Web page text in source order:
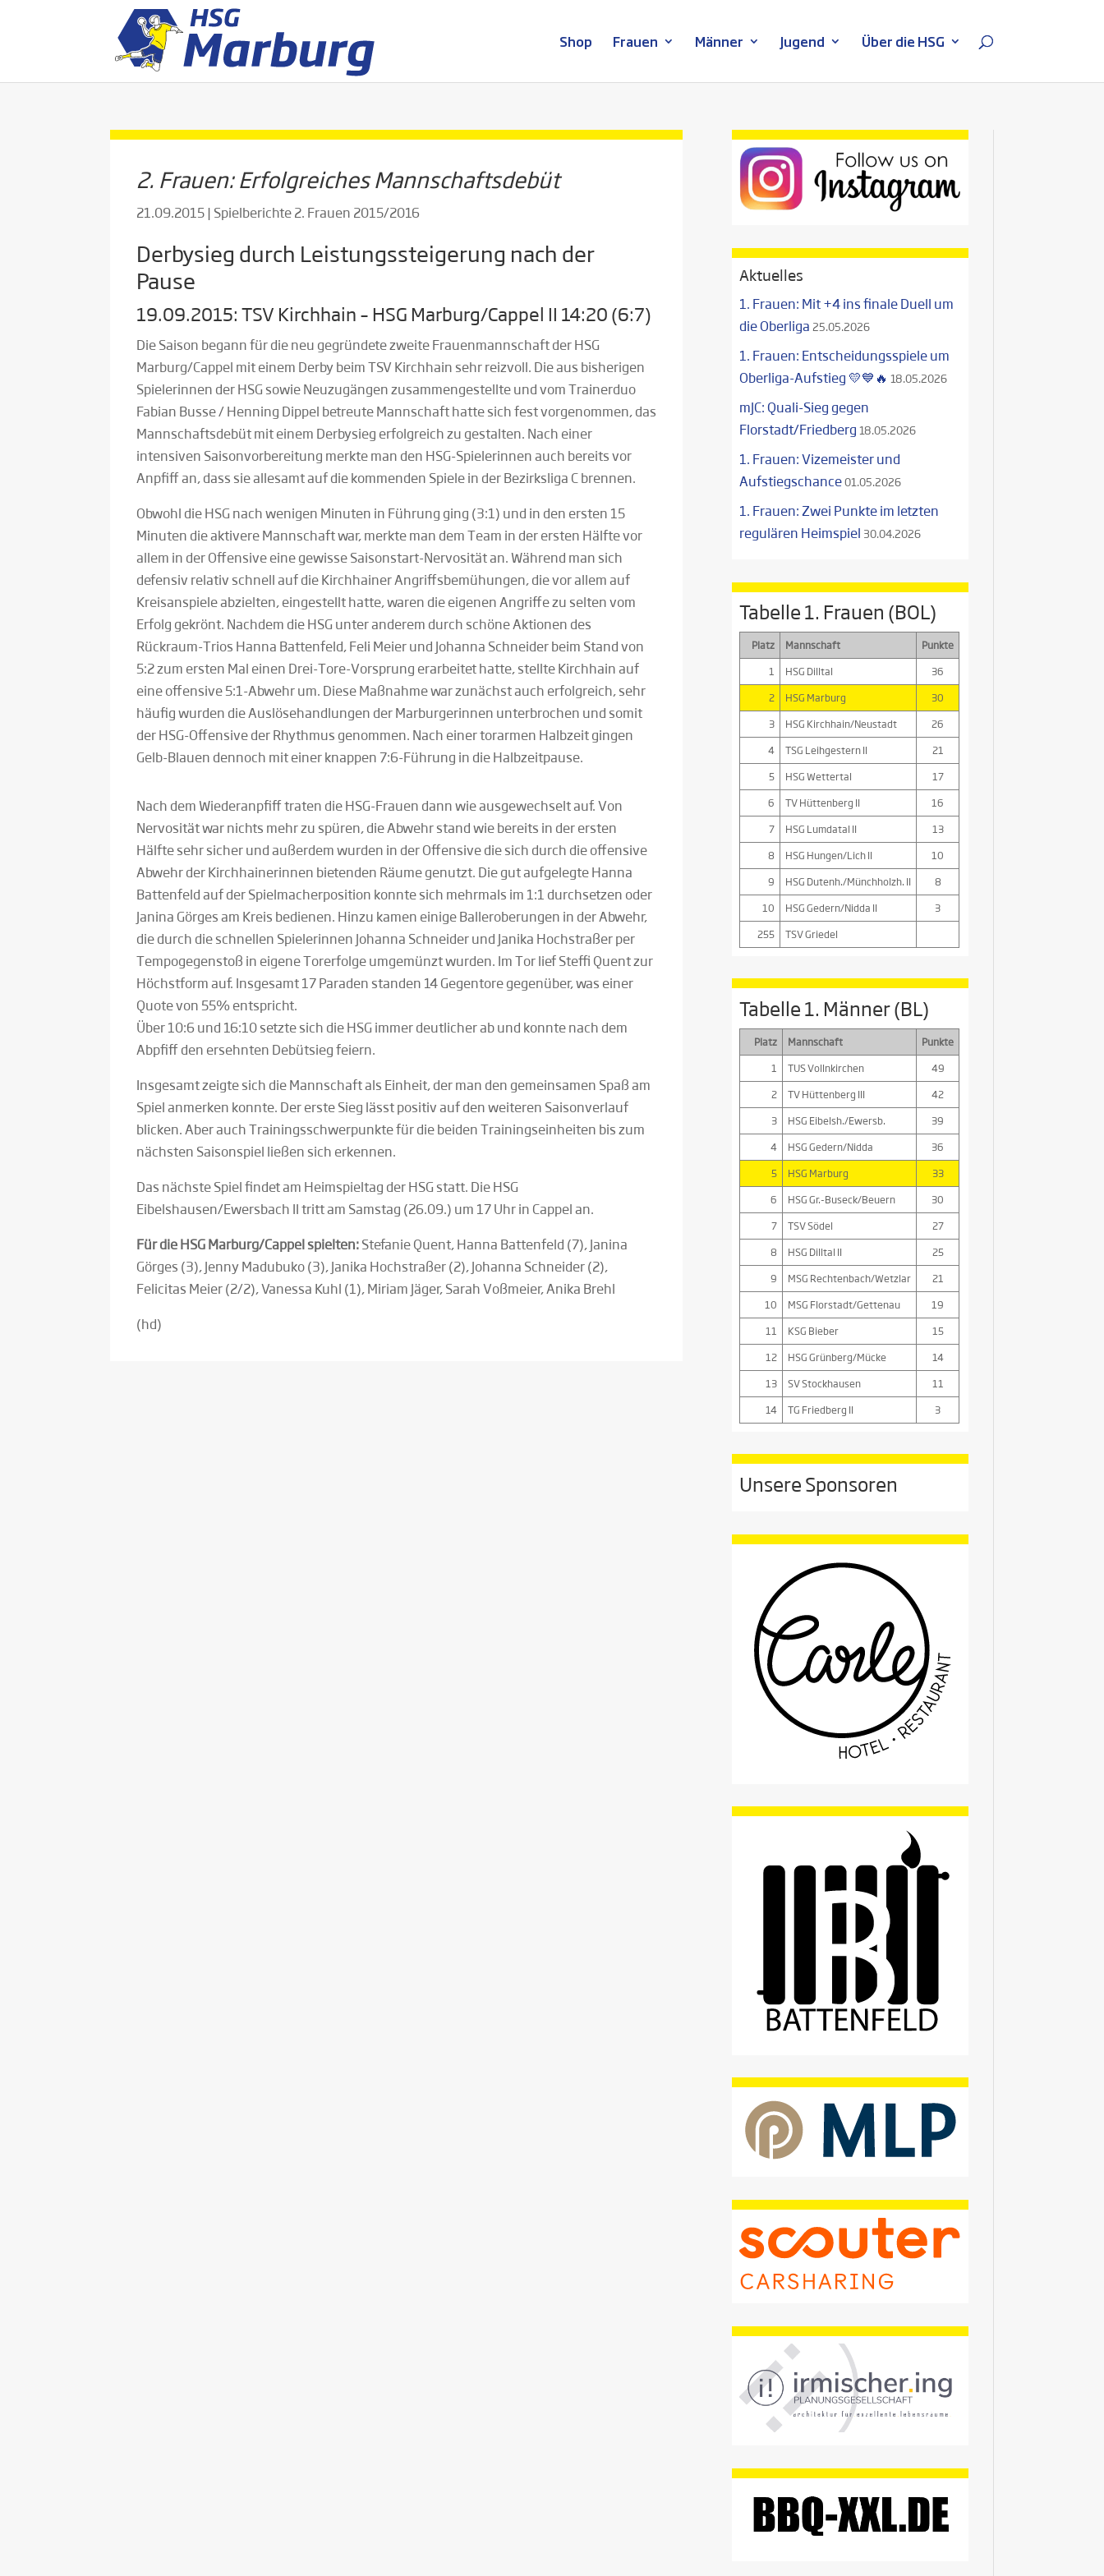
Shop Frauen Männer Jugend Über die HSG
2. Frauen: Erfolgreiches Mannschaftsdebüt
21.09.2015| Spielberichte 2. Frauen 2015/2016
Derbysieg durch Leistungssteigerung nach der
Pause
19.09.2015: TSV Kirchhain – HSG Marburg/Cappel II 14:20 (6:7)
Die Saison begann für die neu gegründete zweite Frauenmannschaft der HSG
Marburg/Cappel mit einem Derby beim TSV Kirchhain sehr reizvoll. Die aus bisherigen
Spielerinnen der HSG sowie Neuzugängen zusammengestellte und vom Trainerduo
Fabian Busse / Henning Dippel betreute Mannschaft hatte sich fest vorgenommen, das
Mannschaftsdebüt mit einem Derbysieg erfolgreich zu gestalten. Nach einer
intensiven Saisonvorbereitung merkte man den HSG-Spielerinnen auch bereits vor
Anpfiff an, dass sie allesamt auf die kommenden Spiele in der Bezirksliga C brennen.
Obwohl die HSG nach wenigen Minuten in Führung ging (3:1) und in den ersten 15
Minuten die aktivere Mannschaft war, merkte man dem Team in der ersten Hälfte vor
allem in der Offensive eine gewisse Saisonstart-Nervosität an. Während man sich
defensiv relativ schnell auf die Kirchhainer Angriffsbemühungen, die vor allem auf
Kreisanspiele abzielten, eingestellt hatte, waren die eigenen Angriffe zu selten vom
Erfolg gekrönt. Nachdem die HSG unter anderem durch schöne Aktionen des
Rückraum-Trios Hanna Battenfeld, Feli Meier und Johanna Schneider beim Stand von
5:2 zum ersten Mal einen Drei-Tore-Vorsprung erarbeitet hatte, stellte Kirchhain auf
eine offensive 5:1-Abwehr um. Diese Maßnahme war zunächst auch erfolgreich, sehr
häufig wurden die Auslösehandlungen der Marburgerinnen unterbrochen und somit
der HSG-Offensive der Rhythmus genommen. Nach einer torarmen Halbzeit gingen
Gelb-Blauen dennoch mit einer knappen 7:6-Führung in die Halbzeitpause.
Nach dem Wiederanpfiff traten die HSG-Frauen dann wie ausgewechselt auf. Von
Nervosität war nichts mehr zu spüren, die Abwehr stand wie bereits in der ersten
Hälfte sehr sicher und außerdem wurden in der Offensive die sich durch die offensive
Abwehr der Kirchhainerinnen bietenden Räume genutzt. Die gut aufgelegte Hanna
Battenfeld auf der Spielmacherposition konnte sich mehrmals im 1:1 durchsetzen oder
Janina Görges am Kreis bedienen. Hinzu kamen einige Balleroberungen in der Abwehr,
die durch die schnellen Spielerinnen Johanna Schneider und Janika Hochstraßer per
Tempogegenstoß in eigene Torerfolge umgemünzt wurden. Im Tor lief Steffi Quent zur
Höchstform auf. Insgesamt 17 Paraden standen 14 Gegentore gegenüber, was einer
Quote von 55% entspricht.
Über 10:6 und 16:10 setzte sich die HSG immer deutlicher ab und konnte nach dem
Abpfiff den ersehnten Debütsieg feiern.
Insgesamt zeigte sich die Mannschaft als Einheit, der man den gemeinsamen Spaß am
Spiel anmerken konnte. Der erste Sieg lässt positiv auf den weiteren Saisonverlauf
blicken. Aber auch Trainingsschwerpunkte für die beiden Trainingseinheiten bis zum
nächsten Saisonspiel ließen sich erkennen.
Das nächste Spiel findet am Heimspieltag der HSG statt. Die HSG
Eibelshausen/Ewersbach II tritt am Samstag (26.09.) um 17 Uhr in Cappel an.
Für die HSG Marburg/Cappel spielten:Stefanie Quent, Hanna Battenfeld (7), Janina
Görges (3), Jenny Madubuko (3), Janika Hochstraßer (2), Johanna Schneider (2),
Felicitas Meier (2/2), Vanessa Kuhl (1), Miriam Jäger, Sarah Voßmeier, Anika Brehl
(hd)
Aktuelles
1. Frauen: Mit +4 ins finale Duell um
die Oberliga 25.05.2026
1. Frauen: Entscheidungsspiele um
Oberliga-Aufstieg 💛💙🔥 18.05.2026
mJC: Quali-Sieg gegen
Florstadt/Friedberg 18.05.2026
1. Frauen: Vizemeister und
Aufstiegschance01.05.2026
1. Frauen: Zwei Punkte im letzten
regulären Heimspiel 30.04.2026
Tabelle 1. Frauen (BOL)
Platz Mannschaft
Punkte
1
HSG Dilltal
36
2
HSG Marburg
30
3
HSG Kirchhain/Neustadt
26
4
TSG Leihgestern II
21
5
HSG Wettertal
17
6
TV Hüttenberg II
16
7
HSG Lumdatal II
13
8
HSG Hungen/Lich II
10
9
HSG Dutenh./Münchholzh. II
8
10
HSG Gedern/Nidda II
3
255
TSV Griedel
Tabelle 1. Männer (BL)
Platz Mannschaft
Punkte
1
TUS Vollnkirchen
49
2
TV Hüttenberg III
42
3
HSG Eibelsh./Ewersb.
39
4
HSG Gedern/Nidda
36
5
HSG Marburg
33
6
HSG Gr.-Buseck/Beuern
30
7
TSV Södel
27
8
HSG Dilltal II
25
9
MSG Rechtenbach/Wetzlar
21
10
MSG Florstadt/Gettenau
19
11
KSG Bieber
15
12
HSG Grünberg/Mücke
14
13
SV Stockhausen
11
14
TG Friedberg II 3
Unsere Sponsoren